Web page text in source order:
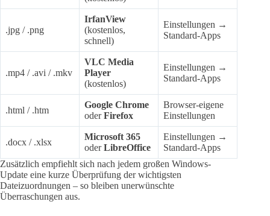
.jpg / .png
IrfanView
(kostenlos,
schnell)
Einstellungen →
Standard-Apps
.mp4 / .avi / .mkv
VLC Media
Player
(kostenlos)
Einstellungen →
Standard-Apps
.html / .htm
Google Chrome
oderFirefox
Browser-eigene
Einstellungen
.docx / .xlsx
Microsoft 365
oderLibreOffice
Einstellungen →
Standard-Apps
Zusätzlich empfiehlt sich nach jedem großen Windows-
Update eine kurze Überprüfung der wichtigsten
Dateizuordnungen – so bleiben unerwünschte
Überraschungen aus.